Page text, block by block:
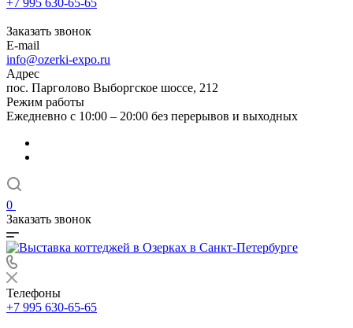
+7 995 630-65-65
Заказать звонок
E-mail
info@ozerki-expo.ru
Адрес
пос. Парголово Выборгское шоссе, 212
Режим работы
Ежедневно с 10:00 – 20:00 без перерывов и выходных
0
Заказать звонок
Телефоны
+7 995 630-65-65